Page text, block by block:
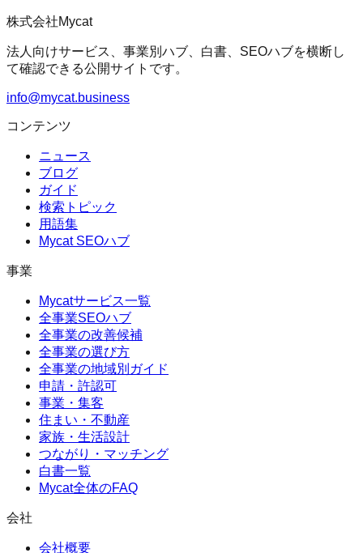
株式会社Mycat
法人向けサービス、事業別ハブ、白書、SEOハブを横断し
て確認できる公開サイトです。
info@mycat.business
コンテンツ
ニュース
ブログ
ガイド
検索トピック
用語集
Mycat SEOハブ
事業
Mycatサービス一覧
全事業SEOハブ
全事業の改善候補
全事業の選び方
全事業の地域別ガイド
申請・許認可
事業・集客
住まい・不動産
家族・生活設計
つながり・マッチング
白書一覧
Mycat全体のFAQ
会社
会社概要